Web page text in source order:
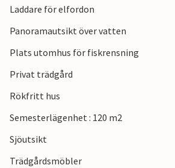
höjdpunkter och kulinariska läckerheter.
Laddare för elfordon
Panoramautsikt över vatten
Plats utomhus för fiskrensning
Privat trädgård
Rökfritt hus
Semesterlägenhet : 120 m2
Sjöutsikt
Trädgårdsmöbler